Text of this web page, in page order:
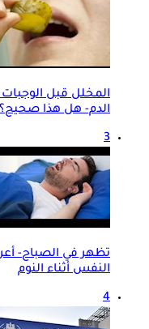
المخلل قبل
الدم- هل هذا صحيح؟
3
تظهر في الصباح-
النفس أثناء النوم
4